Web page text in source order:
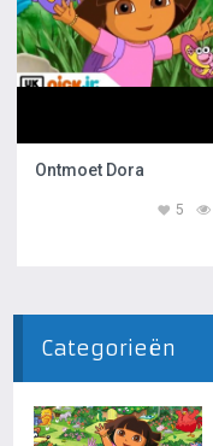
Ontmoet Dora
5
Categorieën